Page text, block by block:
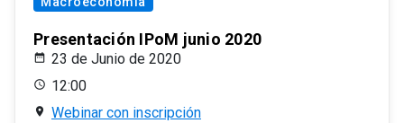
Presentación IPoM junio 2020
23 de Junio de 2020
12:00
Webinar con inscripción